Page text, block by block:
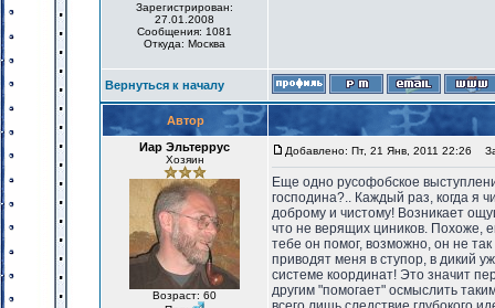
Зарегистрирован:
27.01.2008
Сообщения: 1081
Откуда: Москва
Вернуться к началу
Автор
Иар Эльтеррус
Хозяин
Возраст: 60
Добавлено: Пт, 21 Янв, 2011 22:26
Еще одно русофобское
господина?.. Каждый раз, когда я
доброму и чистому! Возникает
что не верящих циников. Похоже,
тебе он помог, возможно, он не
приводят меня в ступор, в дикий
системе координат! Это значит
другим "помогает" осмыслить